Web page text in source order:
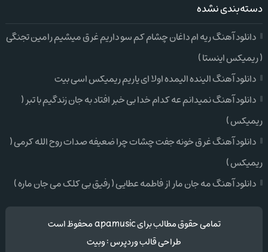
دسته‌بندی نشده
دانلود آهنگ ریه ام داغان چشام کم سو داریم غرق میشیم رامین تجنگی
( ریمیکس اینستا )
دانلود آهنگ الینده الیمده اولا ای یاریم ریمیکس اسی بیت
دانلود آهنگ نمیدانم عه کدام خدا بی خبر افتاد به جان زندگیم با تبر (
ریمیکس )
دانلود آهنگ غرق خونه جفت چشات چرا ضعیفه صدات روح الله کرمی (
ریمیکس )
دانلود آهنگ مه جان مار از فاطمه عطایی ( رفیق بی کلک می جان ماره )
تمامی حقوق مطالب برای apamusic محفوظ است
طراحی قالب وردپرس:وبیت